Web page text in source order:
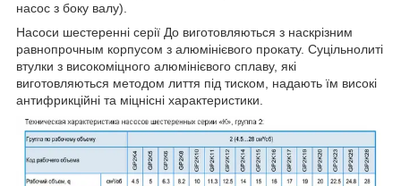
насос з боку валу).
Насоси шестеренні серії До виготовляються з наскрізним
равнопрочным корпусом з алюмінієвого прокату. Суцільнолиті
втулки з високоміцного алюмінієвого сплаву, які
виготовляються методом лиття під тиском, надають їм високі
антифрикційні та міцнісні характеристики.